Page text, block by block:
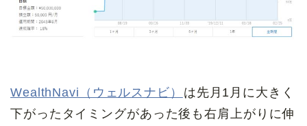
WealthNavi（ウェルスナビ）
は先月1月に大きく
下がったタイミングがあった後も右肩上がりに伸